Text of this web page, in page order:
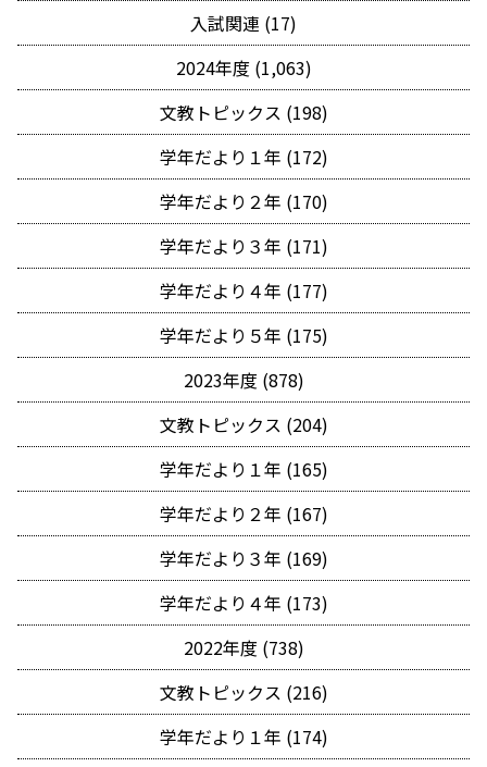
入試関連 (17)
2024年度 (1,063)
文教トピックス (198)
学年だより１年 (172)
学年だより２年 (170)
学年だより３年 (171)
学年だより４年 (177)
学年だより５年 (175)
2023年度 (878)
文教トピックス (204)
学年だより１年 (165)
学年だより２年 (167)
学年だより３年 (169)
学年だより４年 (173)
2022年度 (738)
文教トピックス (216)
学年だより１年 (174)